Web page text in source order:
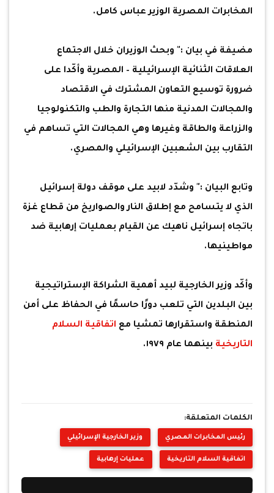
المخابرات المصرية الوزير عباس كامل.
مضيفة في بيان :" وبحث الوزيران خلال الاجتماع
العلاقات الثنائية الإسرائيلية – المصرية وأكّدا على
ضرورة توسيع التعاون المشترك في الاقتصاد
والمجالات المدنية منها التجارة والطب والتكنولوجيا
والزراعة والطاقة وغيرها وهي المجالات التي تساهم في
التقارب بين الشعبين الإسرائيلي والمصري.
وتابع البيان :" وشدّد لابيد على موقف دولة إسرائيل
الذي لا يتسامح مع إطلاق النار والصواريخ من قطاع غزة
باتجاه إسرائيل ناهيك عن القيام بعمليات إرهابية ضد
مواطينيها.
وأكّد وزير الخارجية لبيد أهمية الشراكة الإستراتيجية
بين البلدين التي تلعب دورًا حاسمًا في الحفاظ على أمن
المنطقة واستقرارها تمشيا مع اتفاقية السلام
التاريخية بينهما عام ١٩٧٩.
الكلمات المتعلقة:
رئيس المخابرات المصري وزير الخارجية الإسرائيلي
اتفاقية السلام التاريخية عمليات إرهابية